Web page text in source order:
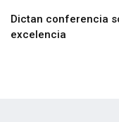
Dictan conferencia
excelencia